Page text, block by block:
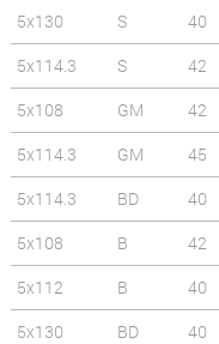
5x130
S 40
5x114.3
S 42
5x108
GM 42
5x114.3
GM 45
5x114.3
BD 40
5x108
B 42
5x112
B 40
5x130
BD 40